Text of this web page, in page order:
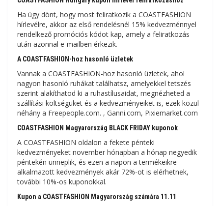
Ha úgy dönt, hogy most feliratkozik a COASTFASHION
hírlevélre, akkor az első rendelésnél 15% kedvezménnyel
rendelkező promóciós kódot kap, amely a feliratkozás
után azonnal e-mailben érkezik.
A COASTFASHION-hoz hasonló üzletek
Vannak a COASTFASHION-hoz hasonló üzletek, ahol
nagyon hasonló ruhákat találhatsz, amelyekkel tetszés
szerint alakíthatod ki a ruhastílusaidat, megnézheted a
szállítási költségüket és a kedvezményeiket is, ezek közül
néhány a Freepeople.com. , Ganni.com, Pixiemarket.com
COASTFASHION Magyarország BLACK FRIDAY kuponok
A COASTFASHION oldalon a fekete pénteki
kedvezményeket november hónapban a hónap negyedik
péntekén ünneplik, és ezen a napon a termékeikre
alkalmazott kedvezmények akár 72%-ot is elérhetnek,
további 10%-os kuponokkal.
Kupon a COASTFASHION Magyarország számára 11.11